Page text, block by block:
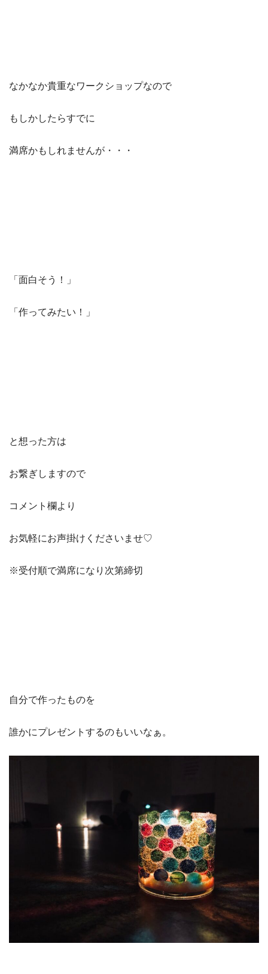
なかなか貴重なワークショップなので
もしかしたらすでに
満席かもしれませんが・・・
「面白そう！」
「作ってみたい！」
と想った方は
お繋ぎしますので
コメント欄より
お気軽にお声掛けくださいませ♡
※受付順で満席になり次第締切
自分で作ったものを
誰かにプレゼントするのもいいなぁ。